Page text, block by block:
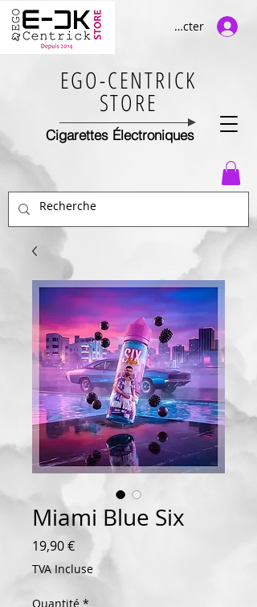
Se connecter
EGO-CENTRICK
STORE
Cigarettes Électroniques
Miami Blue Six
19,90 €Prix
TVA Incluse
Quantité *